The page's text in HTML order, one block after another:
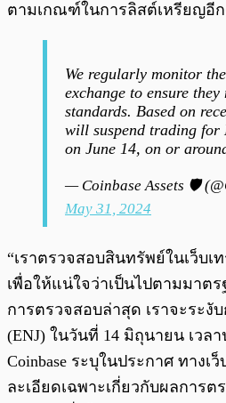
ตามเกณฑ์ในการลิสต์เหรียญอี
We regularly monitor
exchange to ensure
standards. Based on
will suspend trading
on June 14, on or
— Coinbase Assets 🛡️
May 31, 2024
“เราตรวจสอบสินทรัพย์ในเว็บเ
เพื่อให้แน่ใจว่าเป็นไปตามมาตร
การตรวจสอบล่าสุด เราจะระงั
(ENJ) ในวันที่ 14 มิถุนายน เวล
Coinbase ระบุในประกาศ ทางเ
ละเอียดเฉพาะเกี่ยวกับผลการต